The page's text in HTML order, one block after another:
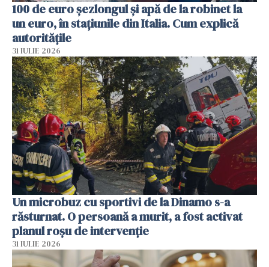
100 de euro șezlongul și apă de la robinet la
un euro, în stațiunile din Italia. Cum explică
autoritățile
31 IULIE 2026
Un microbuz cu sportivi de la Dinamo s-a
răsturnat. O persoană a murit, a fost activat
planul roșu de intervenție
31 IULIE 2026